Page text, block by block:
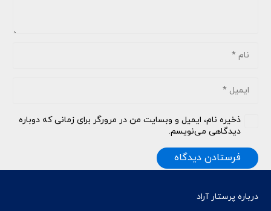
ذخیره نام، ایمیل و وبسایت من در مرورگر برای زمانی که دوباره
دیدگاهی می‌نویسم.
فرستادن دیدگاه
درباره پرستار آراد